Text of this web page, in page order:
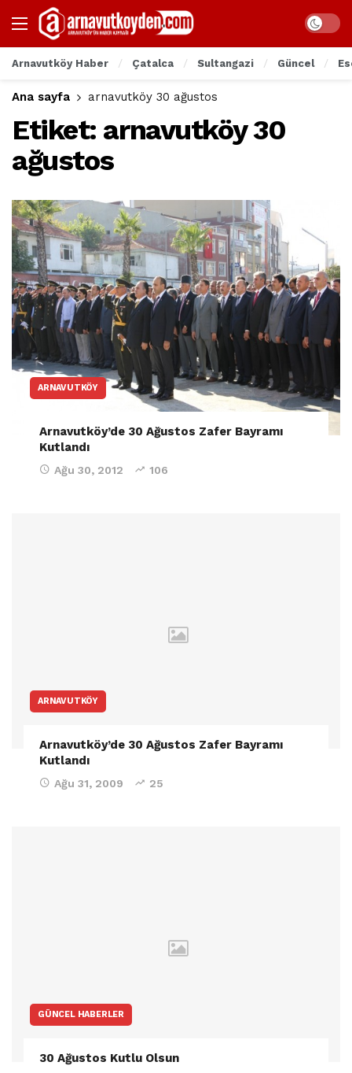
Arnavutköy Haber Çatalca Sultangazi Güncel
Ana sayfa arnavutköy 30 ağustos
Etiket: arnavutköy 30
ağustos
ARNAVUTKÖY
Arnavutköy’de 30 Ağustos Zafer Bayramı
Kutlandı
Ağu 30, 2012 106
ARNAVUTKÖY
Arnavutköy’de 30 Ağustos Zafer Bayramı
Kutlandı
Ağu 31, 2009 25
GÜNCEL HABERLER
30 Ağustos Kutlu Olsun